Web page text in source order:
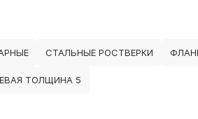
СТАЛЬНЫЕ РОСТВЕРКИ
ТОЛЩИНА 5